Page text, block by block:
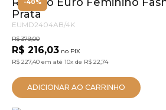
-40%
Prata
EUMD2404AB/4K
R$ 379,00
R$ 216,03 no PIX
R$ 227,40 em até 10x de R$ 22,74
ADICIONAR AO CARRINHO